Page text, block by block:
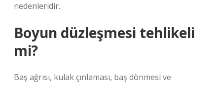
nedenleridir.
Boyun düzleşmesi tehlikeli
mi?
Baş ağrısı, kulak çınlaması, baş dönmesi ve